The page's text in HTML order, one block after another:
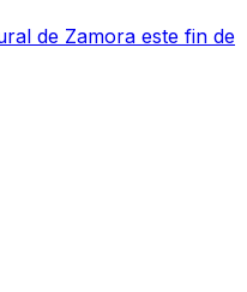
de Zamora este fin de